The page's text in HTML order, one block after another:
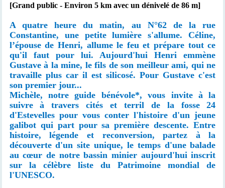
[Grand public - Environ 5 km avec un dénivelé de 86 m]
A quatre heure du matin, au N°62 de la rue
Constantine, une petite lumière s'allume. Céline,
l’épouse de Henri, allume le feu et prépare tout ce
qu'il faut pour lui. Aujourd'hui Henri emmène
Gustave à la mine, le fils de son meilleur ami, qui ne
travaille plus car il est silicosé. Pour Gustave c'est
son premier jour...
Michèle, notre guide bénévole*, vous invite à la
suivre à travers cités et terril de la fosse 24
d'Estevelles pour vous conter l'histoire d'un jeune
galibot qui part pour sa première descente. Entre
histoire, légende et reconversion, partez à la
découverte d'un site unique, le temps d'une balade
au cœur de notre bassin minier aujourd'hui inscrit
sur la célèbre liste du Patrimoine mondial de
l'UNESCO.